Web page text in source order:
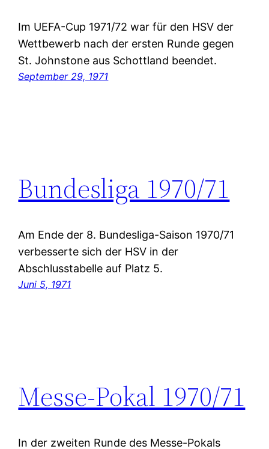
Im UEFA-Cup 1971/72 war für den HSV der
Wettbewerb nach der ersten Runde gegen
St. Johnstone aus Schottland beendet.
September 29, 1971
Bundesliga 1970/71
Am Ende der 8. Bundesliga-Saison 1970/71
verbesserte sich der HSV in der
Abschlusstabelle auf Platz 5.
Juni 5, 1971
Messe-Pokal 1970/71
In der zweiten Runde des Messe-Pokals